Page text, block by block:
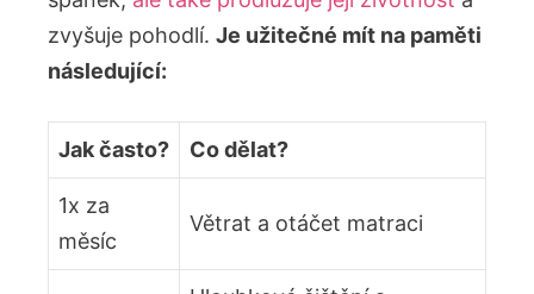
zvyšuje pohodlí. Je užitečné mít na paměti
následující:
Jak často? Co dělat?
1x za
měsíc
Větrat a otáčet matraci